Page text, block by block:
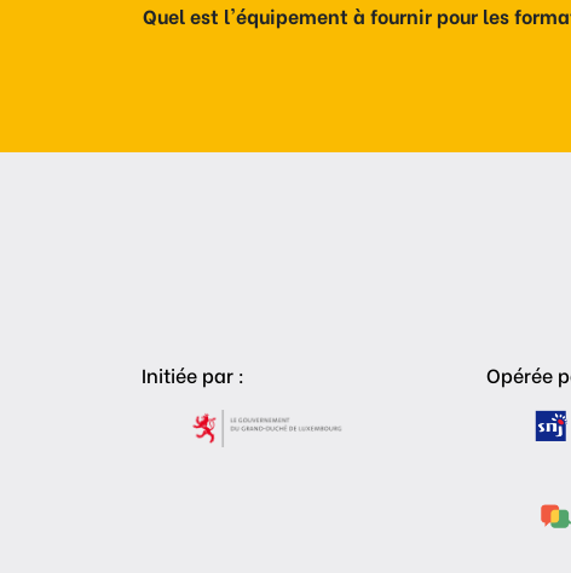
Quel est l'équipement à fournir pour les
Initiée par : Opérée